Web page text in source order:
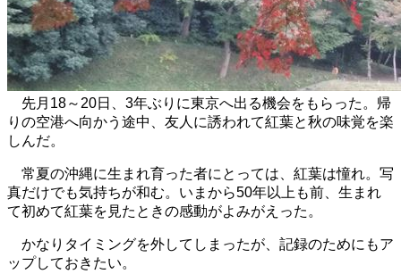
先月18～20日、3年ぶりに東京へ出る機会をもらった。帰
りの空港へ向かう途中、友人に誘われて紅葉と秋の味覚を楽
しんだ。
常夏の沖縄に生まれ育った者にとっては、紅葉は憧れ。写
真だけでも気持ちが和む。 いまから50年以上も前、生まれ
て初めて紅葉を見たときの感動がよみがえった。
かなりタイミングを外してしまったが、記録のためにもア
ップしておきたい。